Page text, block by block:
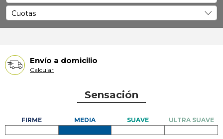
Envío a domicilio
Calcular
Sensación